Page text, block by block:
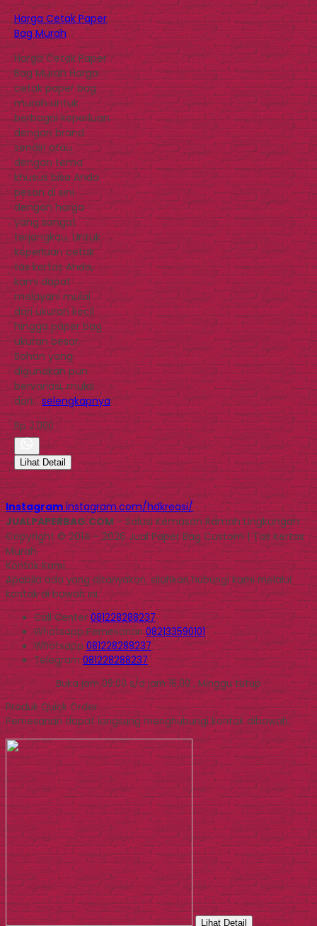
Harga Cetak Paper
Bag Murah
Harga Cetak Paper
Bag Murah Harga
cetak paper bag
murah untuk
berbagai keperluan
dengan brand
sendiri atau
dengan tema
khusus bisa Anda
pesan di sini
dengan harga
yang sangat
terjangkau. Untuk
keperluan cetak
tas kertas Anda,
kami dapat
melayani mulai
dari ukuran kecil
hingga paper bag
ukuran besar.
Bahan yang
digunakan pun
bervariasi, mulai
dari…selengkapnya
Rp 2.000
Lihat Detail
Instagram instagram.com/hdkreasi/
JUALPAPERBAG.COM- Solusi Kemasan Ramah Lingkungan
Copyright © 2014 - 2026 Jual Paper Bag Custom | Tas Kertas
Murah
Kontak Kami
Apabila ada yang ditanyakan, silahkan hubungi kami melalui
kontak di bawah ini.
Call Center081228288237
WhatsappPemesanan 082133590101
Whatsapp081228288237
Telegram081228288237
Buka jam 09.00 s/d jam 16.00 , Minggu tutup
Produk Quick Order
Pemesanan dapat langsung menghubungi kontak dibawah:
Lihat Detail